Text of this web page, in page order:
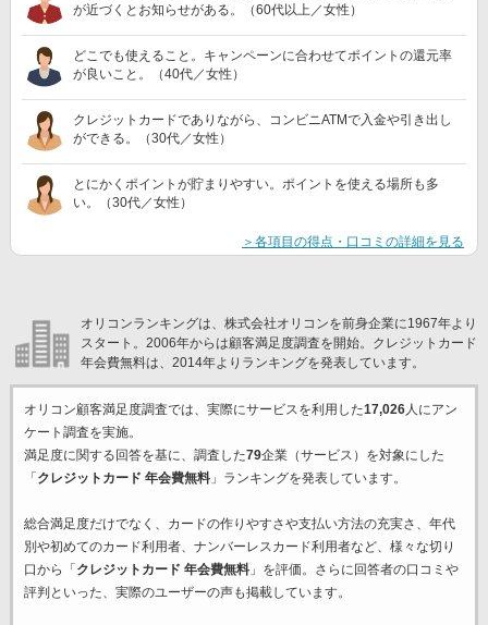
が近づくとお知らせがある。（60代以上／女性）
どこでも使えること。キャンペーンに合わせてポイントの還元率
が良いこと。（40代／女性）
クレジットカードでありながら、コンビニATMで入金や引き出し
ができる。（30代／女性）
とにかくポイントが貯まりやすい。ポイントを使える場所も多
い。（30代／女性）
＞各項目の得点・口コミの詳細を見る
オリコンランキングは、株式会社オリコンを前身企業に1967年より
スタート。2006年からは顧客満足度調査を開始。クレジットカード
年会費無料は、2014年よりランキングを発表しています。
オリコン顧客満足度調査では、実際にサービスを利用した17,026人にアン
ケート調査を実施。
満足度に関する回答を基に、調査した79企業（サービス）を対象にした
「クレジットカード 年会費無料」ランキングを発表しています。
総合満足度だけでなく、カードの作りやすさや支払い方法の充実さ、年代
別や初めてのカード利用者、ナンバーレスカード利用者など、様々な切り
口から「クレジットカード 年会費無料」を評価。さらに回答者の口コミや
評判といった、実際のユーザーの声も掲載しています。